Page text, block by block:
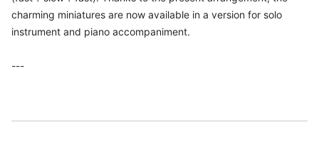
charming miniatures are now available in a version for solo
instrument and piano accompaniment.
---